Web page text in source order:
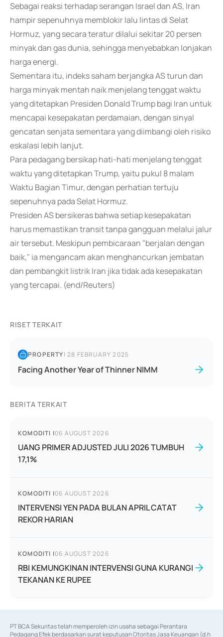
Sebagai reaksi terhadap serangan Israel dan AS, Iran
hampir sepenuhnya memblokir lalu lintas di Selat
Hormuz, yang secara teratur dilalui sekitar 20 persen
minyak dan gas dunia, sehingga menyebabkan lonjakan
harga energi.
Sementara itu, indeks saham berjangka AS turun dan
harga minyak mentah naik menjelang tenggat waktu
yang ditetapkan Presiden Donald Trump bagi Iran untuk
mencapai kesepakatan perdamaian, dengan sinyal
gencatan senjata sementara yang diimbangi oleh risiko
eskalasi lebih lanjut.
Para pedagang bersikap hati-hati menjelang tenggat
waktu yang ditetapkan Trump, yaitu pukul 8 malam
Waktu Bagian Timur, dengan perhatian tertuju
sepenuhnya pada Selat Hormuz.
Presiden AS bersikeras bahwa setiap kesepakatan
harus memastikan transit tanpa gangguan melalui jalur
air tersebut. Meskipun pembicaraan "berjalan dengan
baik," ia mengancam akan menghancurkan jembatan
dan pembangkit listrik Iran jika tidak ada kesepakatan
yang tercapai. (end/Reuters)
RISET TERKAIT
PROPERTY|28 FEBRUARY 2025
Facing Another Year of Thinner NIMM
BERITA TERKAIT
KOMODITI |06 AUGUST 2026
UANG PRIMER ADJUSTED JULI 2026 TUMBUH
17,1%
KOMODITI |06 AUGUST 2026
INTERVENSI YEN PADA BULAN APRIL CATAT
REKOR HARIAN
KOMODITI |06 AUGUST 2026
RBI KEMUNGKINAN INTERVENSI GUNA KURANGI
TEKANAN KE RUPEE
PT BCA Sekuritas telah memperoleh izin usaha sebagai Perantara
Pedagang Efek berdasarkan surat keputusan Otoritas Jasa Keuangan (d.h